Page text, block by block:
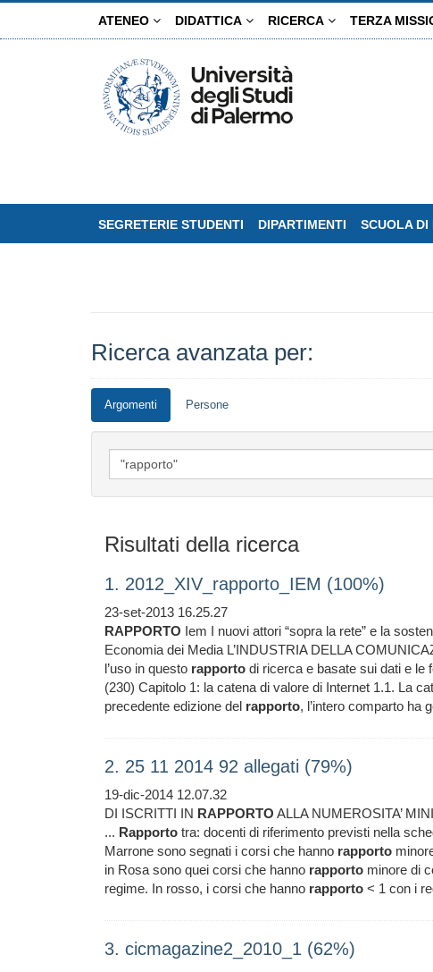
ATENEO DIDATTICA RICERCA TERZA
SEGRETERIE STUDENTI DIPARTIMENTI SCUOLA DI
Ricerca avanzata per:
Argomenti Persone
Risultati della ricerca
1. 2012_XIV_rapporto_IEM (100%)
23-set-2013 16.25.27
RAPPORTO Iem I nuovi attori “sopra la rete” e la
Economia dei Media L’INDUSTRIA DELLA
l’uso in questo rapporto di ricerca e basate sui dati e le
(230) Capitolo 1: la catena di valore di Internet 1.1. La
precedente edizione del rapporto, l’intero comparto ha
2. 25 11 2014 92 allegati (79%)
19-dic-2014 12.07.32
DI ISCRITTI IN RAPPORTO ALLA NUMEROSITA’
... Rapporto tra: docenti di riferimento previsti nella
Marrone sono segnati i corsi che hanno rapporto
in Rosa sono quei corsi che hanno rapporto minore di
regime. In rosso, i corsi che hanno rapporto < 1 con i
3. cicmagazine2_2010_1 (62%)